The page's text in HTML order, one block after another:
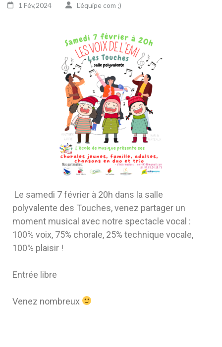
1 Fév,2024 L'équipe com ;)
Le samedi 7 février à 20h dans la salle
polyvalente des Touches, venez partager un
moment musical avec notre spectacle vocal :
100% voix, 75% chorale, 25% technique vocale,
100% plaisir !
Entrée libre
Venez nombreux